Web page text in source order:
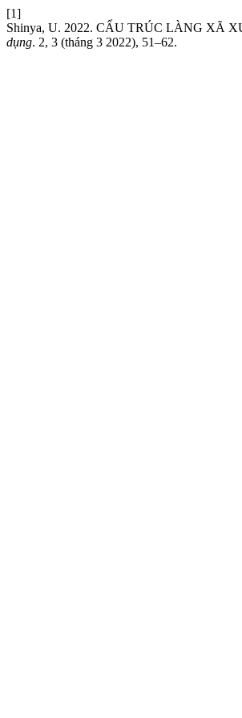
[1]
Shinya, U. 2022. CẤU TRÚC LÀNG XÃ
dụng. 2, 3 (tháng 3 2022), 51–62.